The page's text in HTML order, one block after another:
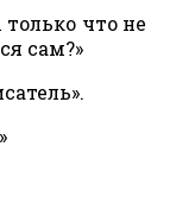
что не
сам?»